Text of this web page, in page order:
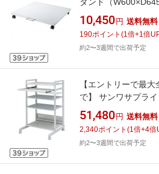
10,450 円 送料無料
190ポイント (1倍+1倍
約2〜3週間で出荷予定
【エントリーで最
で】 サンワサプライ
ル製ハイスタンドパ
（
51,480 円 送料無料
2,340ポイント (1倍+4倍
約2〜3週間で出荷予定